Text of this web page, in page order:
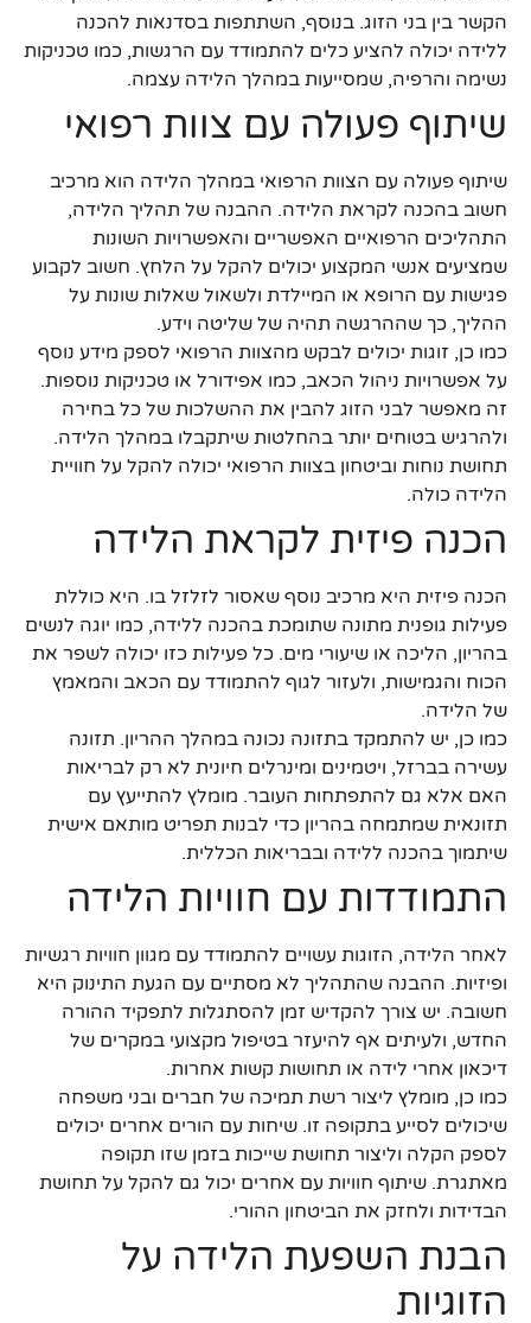
הקשר בין בני הזוג. בנוסף, השתתפות בסדנאות להכנה
ללידה יכולה להציע כלים להתמודד עם הרגשות, כמו טכניקות
נשימה והרפיה, שמסייעות במהלך הלידה עצמה.
שיתוף פעולה עם צוות רפואי
שיתוף פעולה עם הצוות הרפואי במהלך הלידה הוא מרכיב
חשוב בהכנה לקראת הלידה. ההבנה של תהליך הלידה,
התהליכים הרפואיים האפשריים והאפשרויות השונות
שמציעים אנשי המקצוע יכולים להקל על הלחץ. חשוב לקבוע
פגישות עם הרופא או המיילדת ולשאול שאלות שונות על
ההליך, כך שההרגשה תהיה של שליטה וידע.
כמו כן, זוגות יכולים לבקש מהצוות הרפואי לספק מידע נוסף
על אפשרויות ניהול הכאב, כמו אפידורל או טכניקות נוספות.
זה מאפשר לבני הזוג להבין את ההשלכות של כל בחירה
ולהרגיש בטוחים יותר בהחלטות שיתקבלו במהלך הלידה.
תחושת נוחות וביטחון בצוות הרפואי יכולה להקל על חוויית
הלידה כולה.
הכנה פיזית לקראת הלידה
הכנה פיזית היא מרכיב נוסף שאסור לזלזל בו. היא כוללת
פעילות גופנית מתונה שתומכת בהכנה ללידה, כמו יוגה לנשים
בהריון, הליכה או שיעורי מים. כל פעילות כזו יכולה לשפר את
הכוח והגמישות, ולעזור לגוף להתמודד עם הכאב והמאמץ
של הלידה.
כמו כן, יש להתמקד בתזונה נכונה במהלך ההריון. תזונה
עשירה בברזל, ויטמינים ומינרלים חיונית לא רק לבריאות
האם אלא גם להתפתחות העובר. מומלץ להתייעץ עם
תזונאית שמתמחה בהריון כדי לבנות תפריט מותאם אישית
שיתמוך בהכנה ללידה ובבריאות הכללית.
התמודדות עם חוויות הלידה
לאחר הלידה, הזוגות עשויים להתמודד עם מגוון חוויות רגשיות
ופיזיות. ההבנה שהתהליך לא מסתיים עם הגעת התינוק היא
חשובה. יש צורך להקדיש זמן להסתגלות לתפקיד ההורה
החדש, ולעיתים אף להיעזר בטיפול מקצועי במקרים של
דיכאון אחרי לידה או תחושות קשות אחרות.
כמו כן, מומלץ ליצור רשת תמיכה של חברים ובני משפחה
שיכולים לסייע בתקופה זו. שיחות עם הורים אחרים יכולים
לספק הקלה וליצור תחושת שייכות בזמן שזו תקופה
מאתגרת. שיתוף חוויות עם אחרים יכול גם להקל על תחושת
הבדידות ולחזק את הביטחון ההורי.
הבנת השפעת הלידה על
הזוגיות